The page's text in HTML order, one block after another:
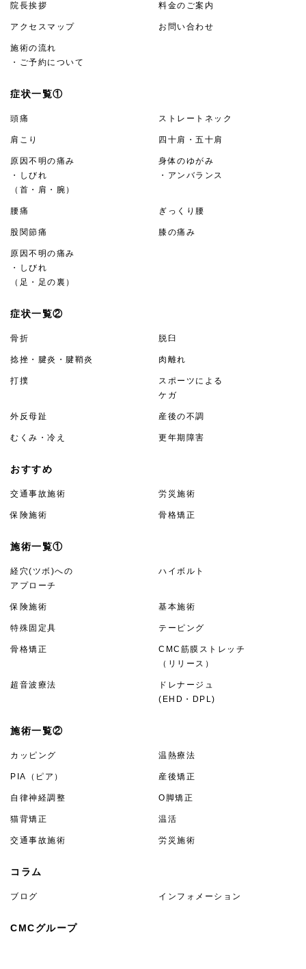
院長挨拶 料金のご案内
アクセスマップ お問い合わせ
施術の流れ
・ご予約について
症状一覧①
頭痛 ストレートネック
肩こり 四十肩・五十肩
原因不明の痛み
・しびれ
（首・肩・腕）
身体のゆがみ
・アンバランス
腰痛 ぎっくり腰
股関節痛 膝の痛み
原因不明の痛み
・しびれ
（足・足の裏）
症状一覧②
骨折 脱臼
捻挫・腱炎・腱鞘炎 肉離れ
打撲
スポーツによる
ケガ
外反母趾 産後の不調
むくみ・冷え 更年期障害
おすすめ
交通事故施術 労災施術
保険施術 骨格矯正
施術一覧①
経穴(ツボ)への
アプローチ
ハイボルト
保険施術 基本施術
特殊固定具 テーピング
骨格矯正
CMC筋膜ストレッチ
（リリース）
超音波療法
ドレナージュ
(EHD・DPL)
施術一覧②
カッピング 温熱療法
PIA（ピア） 産後矯正
自律神経調整 O脚矯正
猫背矯正 温活
交通事故施術 労災施術
コラム
ブログ インフォメーション
CMCグループ